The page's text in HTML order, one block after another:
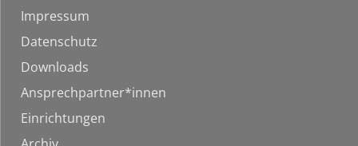
Impressum
Datenschutz
Downloads
Ansprechpartner*innen
Einrichtungen